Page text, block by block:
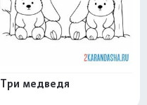
Три медведя